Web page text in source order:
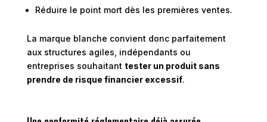
Réduire le point mort dès les premières ventes.
La marque blanche convient donc parfaitement
aux structures agiles, indépendants ou
entreprises souhaitant tester un produit sans
prendre de risque financier excessif.